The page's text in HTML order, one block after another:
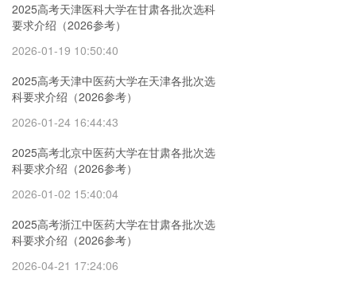
2025高考天津医科大学在甘肃各批次选科
要求介绍（2026参考）
2026-01-19 10:50:40
2025高考天津中医药大学在天津各批次选
科要求介绍（2026参考）
2026-01-24 16:44:43
2025高考北京中医药大学在甘肃各批次选
科要求介绍（2026参考）
2026-01-02 15:40:04
2025高考浙江中医药大学在甘肃各批次选
科要求介绍（2026参考）
2026-04-21 17:24:06